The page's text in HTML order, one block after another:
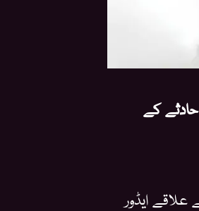
کے
ایڈور